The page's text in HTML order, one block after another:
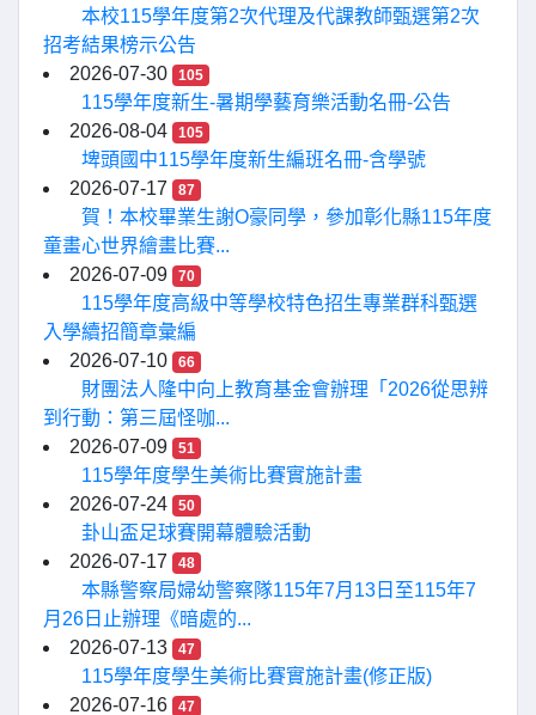
本校115學年度第2次代理及代課教師甄選第2次
招考結果榜示公告
2026-07-30
105
115學年度新生-暑期學藝育樂活動名冊-公告
2026-08-04
105
埤頭國中115學年度新生編班名冊-含學號
2026-07-17
87
賀！本校畢業生謝O豪同學，參加彰化縣115年度
童畫心世界繪畫比賽...
2026-07-09
70
115學年度高級中等學校特色招生專業群科甄選
入學續招簡章彙編
2026-07-10
66
財團法人隆中向上教育基金會辦理「2026從思辨
到行動：第三屆怪咖...
2026-07-09
51
115學年度學生美術比賽實施計畫
2026-07-24
50
卦山盃足球賽開幕體驗活動
2026-07-17
48
本縣警察局婦幼警察隊115年7月13日至115年7
月26日止辦理《暗處的...
2026-07-13
47
115學年度學生美術比賽實施計畫(修正版)
2026-07-16
47